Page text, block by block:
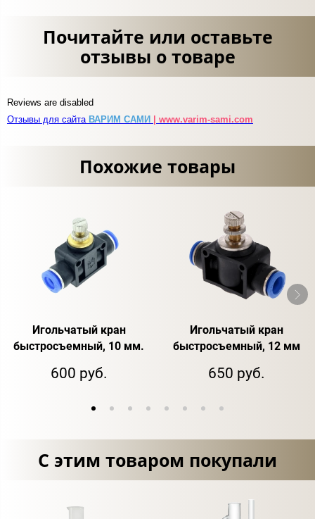
Почитайте или оставьте
отзывы о товаре
Reviews are disabled
Отзывы для сайта ВАРИМ САМИ | www.varim-sami.com
Похожие товары
Игольчатый кран
быстросъемный, 10 мм.
600 руб.
Игольчатый кран
быстросъемный, 12 мм
650 руб.
С этим товаром покупали